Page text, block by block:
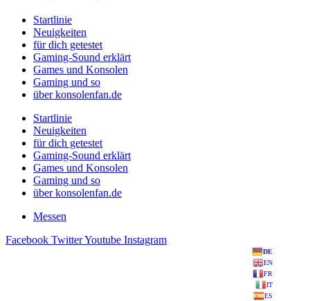
Startlinie
Neuigkeiten
für dich getestet
Gaming-Sound erklärt
Games und Konsolen
Gaming und so
über konsolenfan.de
Startlinie
Neuigkeiten
für dich getestet
Gaming-Sound erklärt
Games und Konsolen
Gaming und so
über konsolenfan.de
Messen
Facebook TwitterYoutube Instagram
DE
EN
FR
IT
ES